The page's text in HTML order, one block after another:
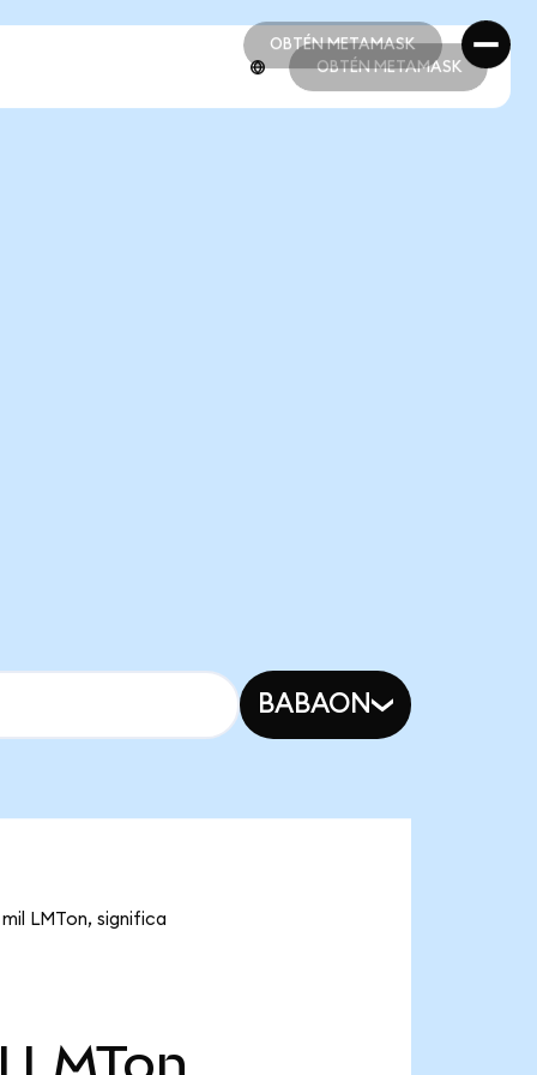
OBTÉN METAMASK
OBTÉN METAMASK
OBTÉN METAMASK
BABAON
LMTon, significa